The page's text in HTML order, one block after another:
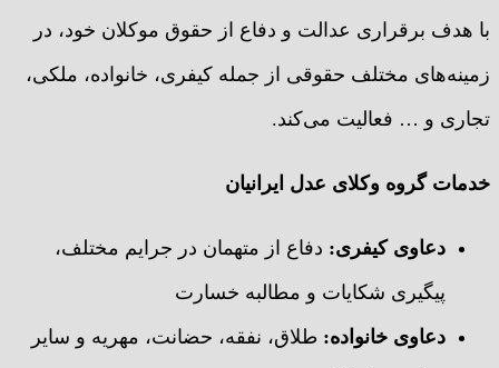
با هدف برقراری عدالت و دفاع از حقوق موکلان خود، در
زمینه‌های مختلف حقوقی از جمله کیفری، خانواده، ملکی،
تجاری و … فعالیت می‌کند.
خدمات گروه وکلای عدل ایرانیان
دعاوی کیفری: دفاع از متهمان در جرایم مختلف،
پیگیری شکایات و مطالبه خسارت
دعاوی خانواده: طلاق، نفقه، حضانت، مهریه و سایر